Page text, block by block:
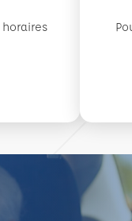
horaires